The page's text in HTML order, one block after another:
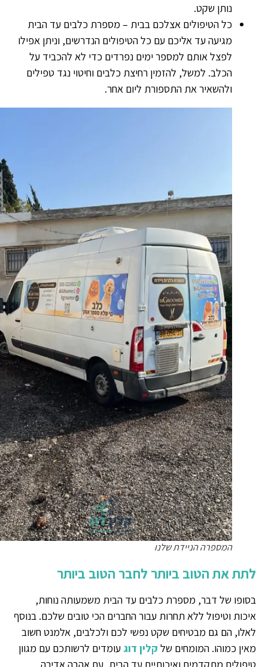
נותן שקט.
כל הטיפולים אצלכם בבית – מספרת כלבים עד הבית
מגיעה עד אליכם עם כל הטיפולים הנדרשים, וניתן אפילו
לפצל אותם למספר ימים נפרדים כדי לא להכביד על
הכלב. למשל, להזמין רחיצת כלבים וחיטוי נגד טפילים
ולהשאיר את התספורת ליום אחר.
המספרה הניידת שלנו
לתת את הטוב ביותר לחבר הטוב ביותר
בסופו של דבר, מספרת כלבים עד הבית משמעותה נוחות,
איכות וטיפול ללא תחרות עבור החברים הכי טובים שלכם. בנוסף
לאלו, הם גם מבטיחים שקט נפשי לכם ולכלבים, אלמנט חשוב
מאין כמוהו. המומחים שלקלין דוגעומדים לרשותכם עם מגוון